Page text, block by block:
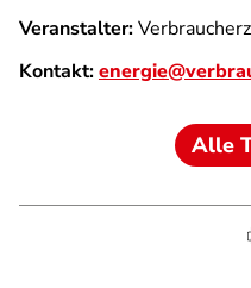
Veranstalter:
Kontakt:
Alle